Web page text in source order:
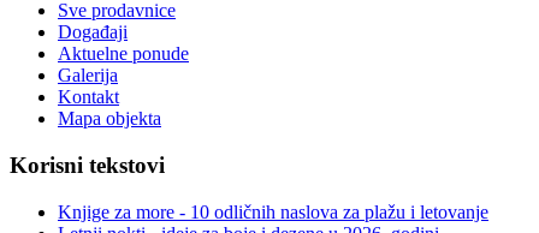
Sve prodavnice
Događaji
Aktuelne ponude
Galerija
Kontakt
Mapa objekta
Korisni tekstovi
Knjige za more - 10 odličnih naslova za plažu i letovanje